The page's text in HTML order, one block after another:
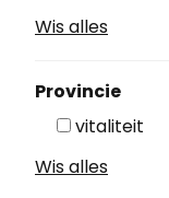
Wis alles
Provincie
vitaliteit
Wis alles